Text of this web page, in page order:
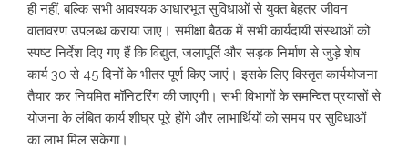
ही नहीं, बल्कि सभी आवश्यक आधारभूत सुविधाओं से युक्त बेहतर जीवन
वातावरण उपलब्ध कराया जाए। समीक्षा बैठक में सभी कार्यदायी संस्थाओं को
स्पष्ट निर्देश दिए गए हैं कि विद्युत, जलापूर्ति और सड़क निर्माण से जुड़े शेष
कार्य 30 से 45 दिनों के भीतर पूर्ण किए जाएं। इसके लिए विस्तृत कार्ययोजना
तैयार कर नियमित मॉनिटरिंग की जाएगी। सभी विभागों के समन्वित प्रयासों से
योजना के लंबित कार्य शीघ्र पूरे होंगे और लाभार्थियों को समय पर सुविधाओं
का लाभ मिल सकेगा।